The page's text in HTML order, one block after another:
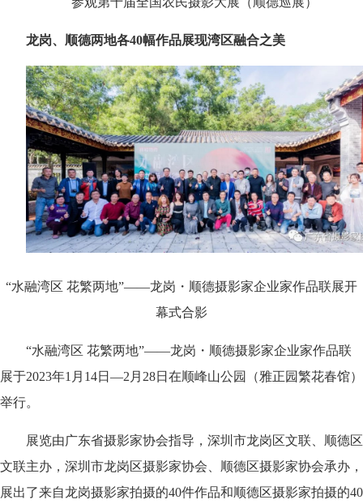
龙岗、顺德两地各40幅作品展现湾区融合之美
“水融湾区 花繁两地”——龙岗・顺德摄影家企业家作品联展开
幕式合影
“水融湾区 花繁两地”——龙岗・顺德摄影家企业家作品联
展于2023年1月14日—2月28日在顺峰山公园（雅正园繁花春馆）
举行。
展览由广东省摄影家协会指导，深圳市龙岗区文联、顺德区
文联主办，深圳市龙岗区摄影家协会、顺德区摄影家协会承办，
展出了来自龙岗摄影家拍摄的40件作品和顺德区摄影家拍摄的40